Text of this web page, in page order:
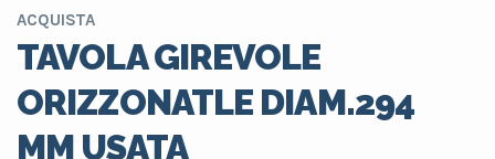
ACQUISTA
TAVOLA GIREVOLE
ORIZZONATLE DIAM.294
MM USATA